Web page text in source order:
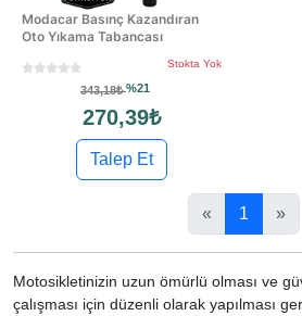
Modacar Basınç Kazandıran
Oto Yıkama Tabancası
Stokta Yok
343,18₺%21
270,39₺
Talep Et
« 1 »
Motosikletinizin uzun ömürlü olması ve
çalışması için düzenli olarak yapılması